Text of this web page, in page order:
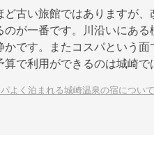
ど古い旅館ではありますが
が一番です。川沿いにあ
です。またコスパという
で利用ができるのは城崎で
よく泊まれる城崎温泉の宿について